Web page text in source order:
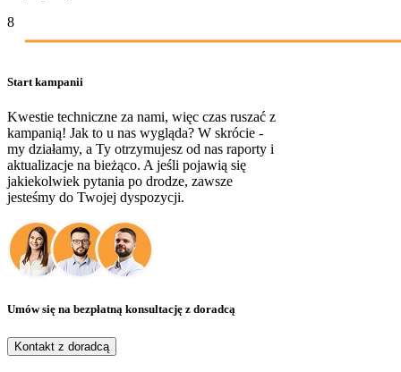
8
Start kampanii
Kwestie techniczne za nami, więc czas ruszać z
kampanią! Jak to u nas wygląda? W skrócie -
my działamy, a Ty otrzymujesz od nas raporty i
aktualizacje na bieżąco. A jeśli pojawią się
jakiekolwiek pytania po drodze, zawsze
jesteśmy do Twojej dyspozycji.
Umów się na bezpłatną konsultację z doradcą
Kontakt z doradcą